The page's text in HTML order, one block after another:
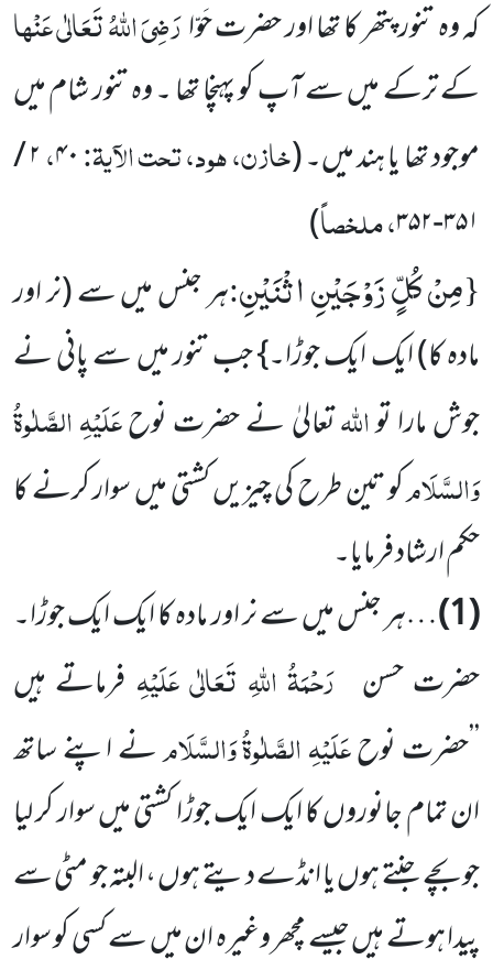
کہ وہ تنور پتھر کا تھا اور حضرت حَوّارَضِیَ اللہُ تَعَالٰی عَنْھا
کے ترکے میں سے آپ کو پہنچا تھا ۔ وہ تنور شام میں
موجود تھا یا ہند میں۔ (خازن، ہود، تحت الآیۃ:۴۰، ۲ /
۳۵۱-۳۵۲
، ملخصاً)
{مِنْ كُلٍّ زَوْجَیْنِ اثْنَیْنِ:ہر جنس میں سے (نر اور
مادہ کا) ایک ایک جوڑا۔} جب تنور میں سے پانی نے
جوش مارا تواللہتعالیٰ نے حضرت نوحعَلَیْہِ الصَّلٰوۃُ
وَالسَّلَامکو تین طرح کی چیزیں کشتی میں سوار کرنے کا
حکم ارشاد فرمایا۔
(1) …ہر جنس میں سے نر اور مادہ کا ایک ایک جوڑا۔
حضرت حسن رَحْمَۃُ اللہِ تَعَالٰی عَلَیْہِ فرماتے ہیں
’’حضرت نوحعَلَیْہِ الصَّلٰوۃُ وَالسَّلَامنے اپنے ساتھ
ان تمام جانوروں کا ایک ایک جوڑا کشتی میں سوار کر لیا
جو بچے جنتے ہوں یا انڈے دیتے ہوں ، البتہ جو مٹی سے
پیدا ہوتے ہیں جیسے مچھر وغیرہ ان میں سے کسی کو سوار